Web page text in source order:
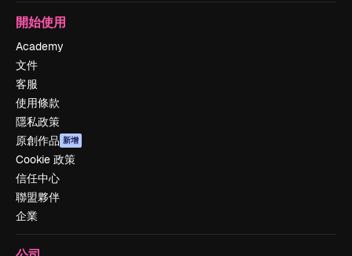
開始使用
Academy
文件
客服
使用條款
隱私政策
原創作品 新增
Cookie 政策
信任中心
聯盟夥伴
企業